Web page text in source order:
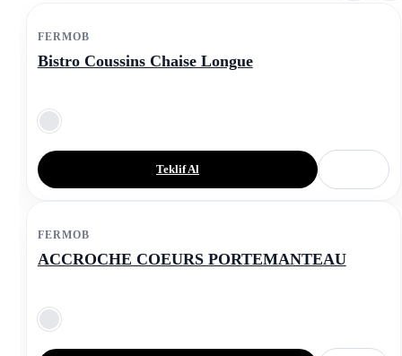
FERMOB
Bistro Coussins Chaise Longue
Teklif Al
FERMOB
ACCROCHE COEURS PORTEMANTEAU